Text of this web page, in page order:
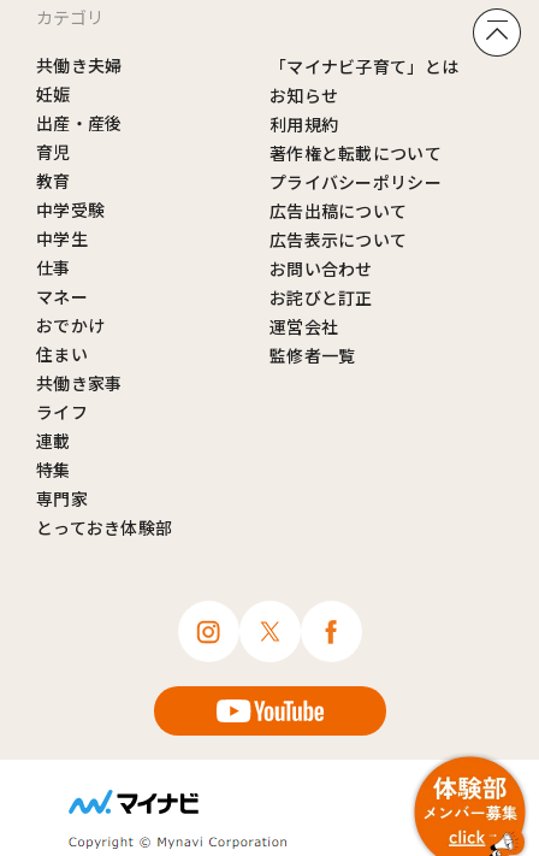
カテゴリ
共働き夫婦
妊娠
出産・産後
育児
教育
中学受験
中学生
仕事
マネー
おでかけ
住まい
共働き家事
ライフ
連載
特集
専門家
とっておき体験部
「マイナビ子育て」とは
お知らせ
利用規約
著作権と転載について
プライバシーポリシー
広告出稿について
広告表示について
お問い合わせ
お詫びと訂正
運営会社
監修者一覧